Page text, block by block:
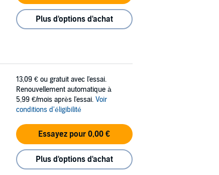
Plus d'options d'achat
13,09 € ou gratuit avec l'essai.
Renouvellement automatique à
5,99 €/mois après l'essai. Voir
conditions d'éligibilité
Essayez pour 0,00 €
Plus d'options d'achat